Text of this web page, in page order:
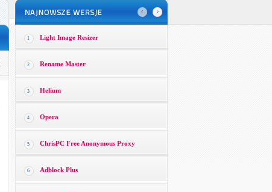
1 Light Image Resizer
2 Rename Master
3 Helium
4 Opera
5 ChrisPC Free Anonymous Proxy
6 Adblock Plus